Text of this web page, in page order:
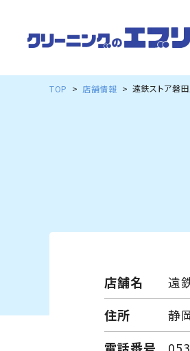
TOP 店舗情報 遠鉄ストア磐
店舗名
遠
住所
静